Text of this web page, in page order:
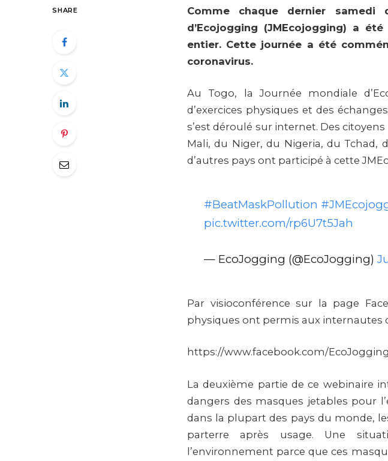
SHARE
Comme chaque dernier
d’Ecojogging (JMEcojogging) a
entier. Cette journée a été
coronavirus.
Au Togo, la Journée mondiale
d’exercices physiques et des
s’est déroulé sur internet. Des
Mali, du Niger, du Nigeria, du Tchad,
d’autres pays ont participé à cette
#BeatMaskPollution
pic.twitter.com/rp6U7t5Jah
— EcoJogging (@EcoJogging)
Par visioconférence sur la page
physiques ont permis aux internautes
https://www.facebook.com/
La deuxième partie de ce webinaire
dangers des masques jetables pour
dans la plupart des pays du monde,
parterre après usage. Une
l’environnement parce que ces